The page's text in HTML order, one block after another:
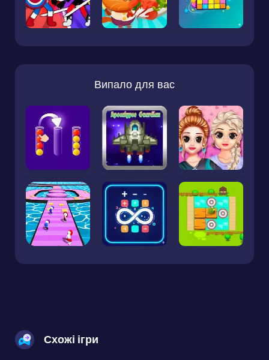
Випало для вас
Схожі ігри